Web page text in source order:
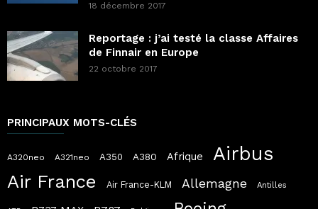
18 décembre 2017
Reportage : j’ai testé la classe Affaires
de Finnair en Europe
22 octobre 2017
PRINCIPAUX MOTS-CLÉS
A320neo A321neo A350 A380 Afrique Airbus
Air France Air France-KLM Allemagne Antilles